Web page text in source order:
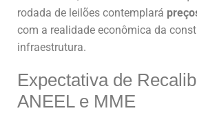
rodada de leilões contemplará
com a realidade econômica da
infraestrutura.
Expectativa de
ANEEL e MME